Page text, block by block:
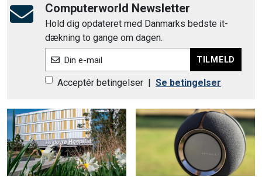
Computerworld Newsletter
Hold dig opdateret med Danmarks bedste it-
dækning to gange om dagen.
Din e-mail TILMELD
Acceptér betingelser Se betingelser